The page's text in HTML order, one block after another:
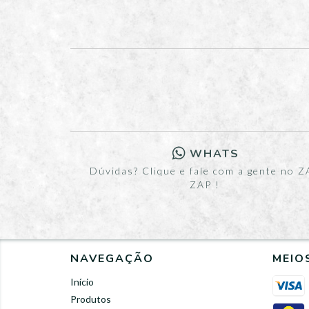
WHATS
Dúvidas? Clique e fale com a gente no
ZAP !
NAVEGAÇÃO
Início
Produtos